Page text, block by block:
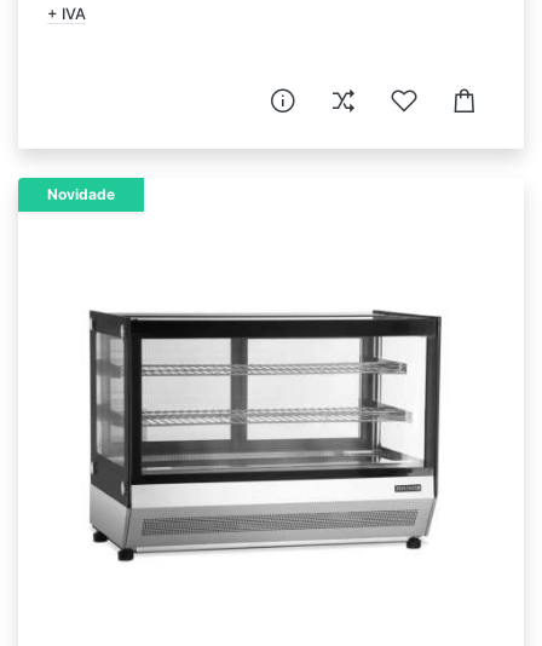
+ IVA
Novidade